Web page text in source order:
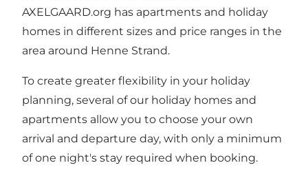
AXELGAARD.org has apartments and holiday
homes in different sizes and price ranges in the
area around Henne Strand.
To create greater flexibility in your holiday
planning, several of our holiday homes and
apartments allow you to choose your own
arrival and departure day, with only a minimum
of one night's stay required when booking.